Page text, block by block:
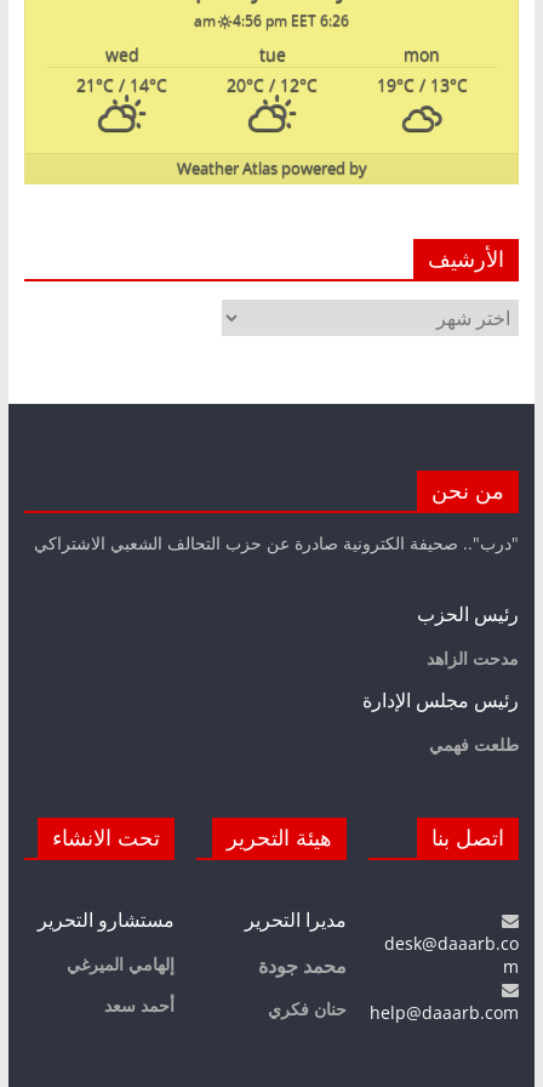
6:26 am
4:56 pm EET
mon
tue
wed
19°C/ 13°C
20°C / 12°C
21°C / 14°C
powered by
Weather Atlas
الأرشيف
الأرشيف
من نحن
"درب".. صحيفة الكترونية صادرة عن حزب التحالف الشعبي الاشتراكي
رئيس الحزب
مدحت الزاهد
رئيس مجلس الإدارة
طلعت فهمي
اتصل بنا
desk@daaarb.co
m
help@daaarb.com
هيئة التحرير
مديرا التحرير
محمد جودة
حنان فكري
تحت الانشاء
مستشارو التحرير
إلهامي الميرغي
أحمد سعد